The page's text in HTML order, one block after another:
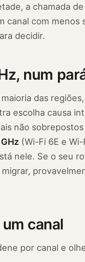
a chamada
canal com menos
decidir.
num
das
escolha causa
não
(Wi-Fi 6E e
nele. Se o seu
canal
por canal e